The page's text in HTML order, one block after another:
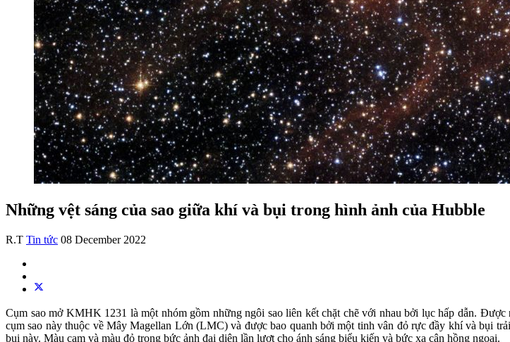
Những vệt sáng của sao giữa khí và bụi trong hình ảnh của Hubble
R.T Tin tức 08 December 2022
Cụm sao mở KMHK 1231 là một nhóm gồm những ngôi sao liên kết chặt chẽ với nhau bởi lục hấp dẫn.
cụm sao này thuộc về Mây Magellan Lớn (LMC) và được bao quanh bởi một tinh vân đỏ rực đầy khí và bụi
bụi này. Màu cam và màu đỏ trong bức ảnh đại diện lần lượt cho ánh sáng biểu kiến và bức xạ cận hồng ngoại.